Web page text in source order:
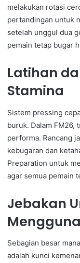
melakukan rotasi
pertandingan untuk
setelah unggul dua
pemain tetap bugar
Latihan
Stamina
Sistem pressing
buruk. Dalam FM26,
performa. Rancang
kebugaran dan
Preparation untuk
agar semua pemain
Jebakan
Sebagian besar
adalah kunci